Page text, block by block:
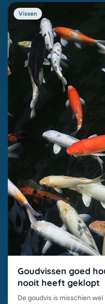
Vissen
Goudvissen goed
nooit heeft geklopt
De goudvis is misschien